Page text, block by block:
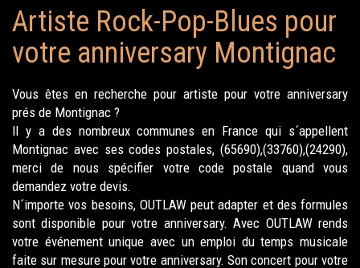
Artiste Rock-Pop-Blues pour
votre anniversary Montignac
Vous êtes en recherche pour artiste pour votre anniversary
prés de Montignac ?
Il y a des nombreux communes en France qui s´appellent
Montignac avec ses codes postales, (65690),(33760),(24290),
merci de nous spécifier votre code postale quand vous
demandez votre devis.
N´importe vos besoins, OUTLAW peut adapter et des formules
sont disponible pour votre anniversary. Avec OUTLAW rends
votre événement unique avec un emploi du temps musicale
faite sur mesure pour votre anniversary. Son concert pour votre